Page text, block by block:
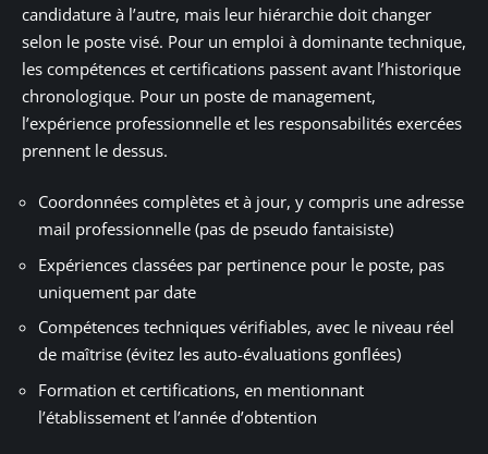
candidature à l’autre, mais leur hiérarchie doit changer
selon le poste visé. Pour un emploi à dominante technique,
les compétences et certifications passent avant l’historique
chronologique. Pour un poste de management,
l’expérience professionnelle et les responsabilités exercées
prennent le dessus.
Coordonnées complètes et à jour, y compris une adresse
mail professionnelle (pas de pseudo fantaisiste)
Expériences classées par pertinence pour le poste, pas
uniquement par date
Compétences techniques vérifiables, avec le niveau réel
de maîtrise (évitez les auto-évaluations gonflées)
Formation et certifications, en mentionnant
l’établissement et l’année d’obtention